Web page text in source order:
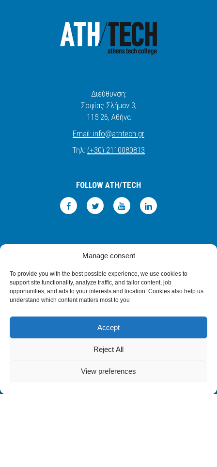
Manage consent
To provide you with the best possible experience, we use cookies to
support site functionality, analyze traffic, and tailor content, job
opportunities, and ads to your interests and location. Cookies also help us
understand which content matters most to you
Accept
Reject All
View preferences
Διεύθυνση:
Σοφίας Σλήμαν 3,
115 26, Αθήνα
Email: info@athtech.gr
Τηλ: (+30) 2110080813
FOLLOW ATH/TECH